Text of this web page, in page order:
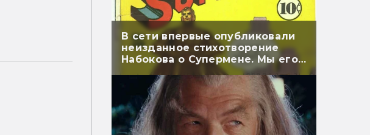
В сети впервые опубликовали
неизданное стихотворение
Набокова о Супермене. Мы его
перевели